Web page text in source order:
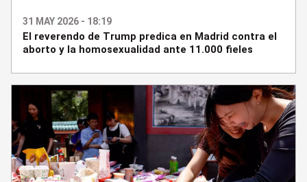
31 MAY 2026 - 18:19
El reverendo de Trump predica en Madrid contra el
aborto y la homosexualidad ante 11.000 fieles